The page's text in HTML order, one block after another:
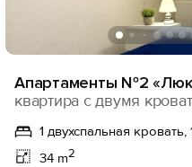
Апартаменты №2
квартира с двумя
1 двухспальная
34 m2